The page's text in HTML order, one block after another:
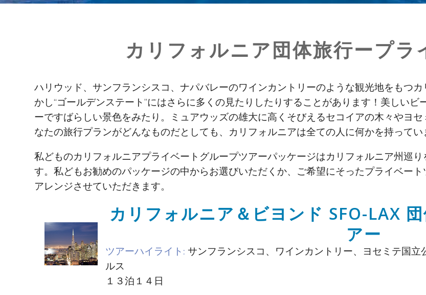
カリフォルニア団体旅行ープラ
ハリウッド、サンフランシスコ、ナパバレーのワインカントリーのような観光地をもつ
かし“ゴールデンステート”にはさらに多くの見たりしたりすることがあります！美しい
ーですばらしい景色をみたり。ミュアウッズの雄大に高くそびえるセコイアの木々やヨ
なたの旅行プランがどんなものだとしても、カリフォルニアは全ての人に何かを持ってい
私どものカリフォルニアプライベートグループツアーパッケージはカリフォルニア州巡
す。私どもお勧めのパッケージの中からお選びいただくか、ご希望にそったプライベー
アレンジさせていただきます。
カリフォルニア＆ビヨンド SFO-LAX
アー
ツアーハイライト: サンフランシスコ、ワインカントリー、ヨセミテ国
ルス
１３泊１４日